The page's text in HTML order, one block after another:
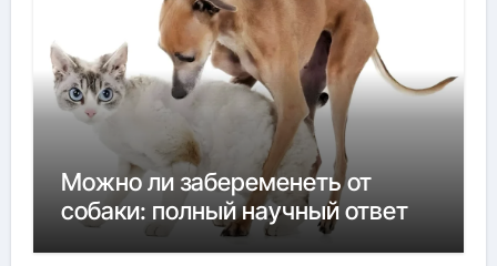
Можно ли забеременеть от
собаки: полный научный ответ